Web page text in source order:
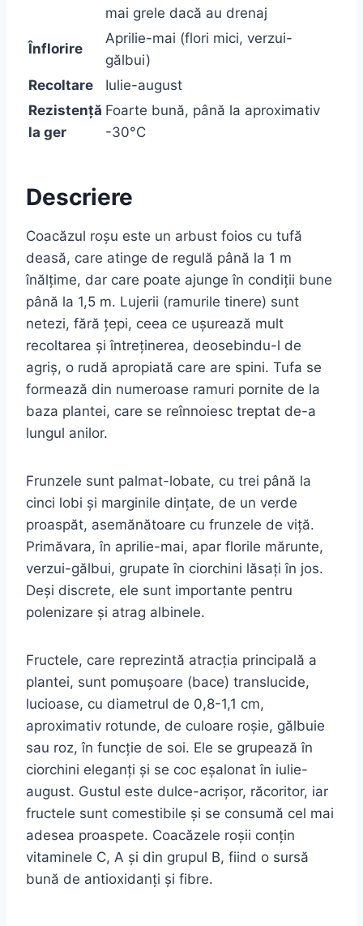
mai grele dacă au drenaj
Înflorire
Aprilie-mai (flori mici, verzui-
gălbui)
Recoltare
Iulie-august
Rezistență
la ger
Foarte bună, până la aproximativ
-30°C
Descriere
Coacăzul roșu este un arbust foios cu tufă
deasă, care atinge de regulă până la 1 m
înălțime, dar care poate ajunge în condiții bune
până la 1,5 m. Lujerii (ramurile tinere) sunt
netezi, fără țepi, ceea ce ușurează mult
recoltarea și întreținerea, deosebindu-l de
agriș, o rudă apropiată care are spini. Tufa se
formează din numeroase ramuri pornite de la
baza plantei, care se reînnoiesc treptat de-a
lungul anilor.
Frunzele sunt palmat-lobate, cu trei până la
cinci lobi și marginile dințate, de un verde
proaspăt, asemănătoare cu frunzele de viță.
Primăvara, în aprilie-mai, apar florile mărunte,
verzui-gălbui, grupate în ciorchini lăsați în jos.
Deși discrete, ele sunt importante pentru
polenizare și atrag albinele.
Fructele, care reprezintă atracția principală a
plantei, sunt pomușoare (bace) translucide,
lucioase, cu diametrul de 0,8-1,1 cm,
aproximativ rotunde, de culoare roșie, gălbuie
sau roz, în funcție de soi. Ele se grupează în
ciorchini eleganți și se coc eșalonat în iulie-
august. Gustul este dulce-acrișor, răcoritor, iar
fructele sunt comestibile și se consumă cel mai
adesea proaspete. Coacăzele roșii conțin
vitaminele C, A și din grupul B, fiind o sursă
bună de antioxidanți și fibre.